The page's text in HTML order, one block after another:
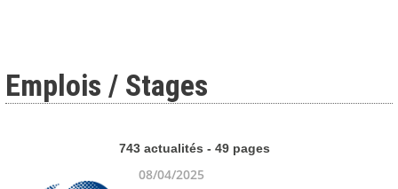
Emplois / Stages
743 actualités - 49 pages
08/04/2025